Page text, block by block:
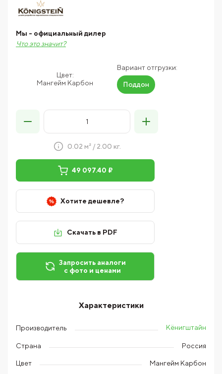
Цвет:
Мангейм Карбон
Вариант отгрузки:
Поддон
Мы - официальный дилер
Что это значит?
0.02 м² / 2.00 кг.
49 097.40 ₽
Хотите дешевле?
Скачать в PDF
Запросить аналоги
с фото и ценами
Характеристики
Производитель Кёнигштайн
Страна Россия
Цвет Мангейм Карбон